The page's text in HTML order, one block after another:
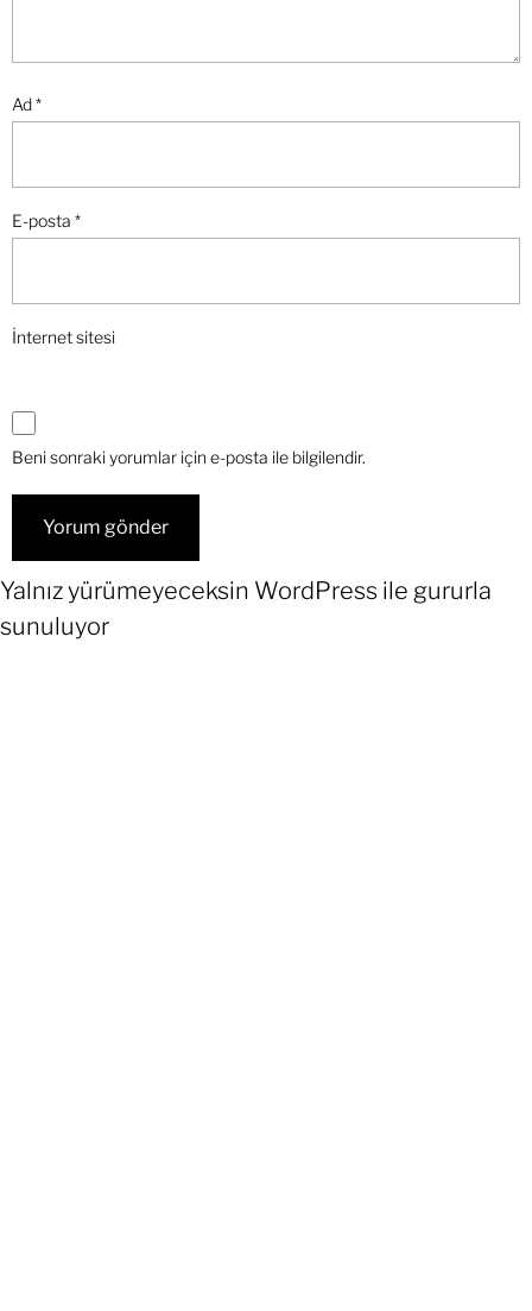
Ad*
E-posta *
İnternet sitesi
Beni sonraki yorumlar için e-posta ile bilgilendir.
Yalnız yürümeyeceksin WordPress ile gururla
sunuluyor